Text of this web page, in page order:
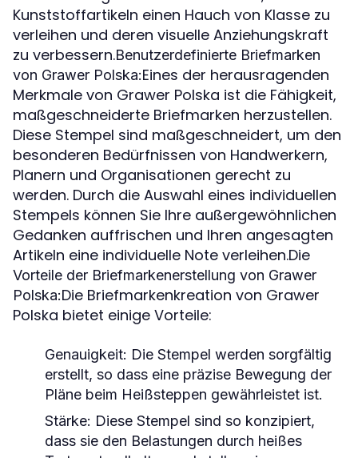
Kunststoffartikeln einen Hauch von Klasse zu
verleihen und deren visuelle Anziehungskraft
zu verbessern.Benutzerdefinierte Briefmarken
von Grawer Polska:Eines der herausragenden
Merkmale von Grawer Polska ist die Fähigkeit,
maßgeschneiderte Briefmarken herzustellen.
Diese Stempel sind maßgeschneidert, um den
besonderen Bedürfnissen von Handwerkern,
Planern und Organisationen gerecht zu
werden. Durch die Auswahl eines individuellen
Stempels können Sie Ihre außergewöhnlichen
Gedanken auffrischen und Ihren angesagten
Artikeln eine individuelle Note verleihen.Die
Vorteile der Briefmarkenerstellung von Grawer
Polska:Die Briefmarkenkreation von Grawer
Polska bietet einige Vorteile:
Genauigkeit: Die Stempel werden sorgfältig
erstellt, so dass eine präzise Bewegung der
Pläne beim Heißsteppen gewährleistet ist.
Stärke: Diese Stempel sind so konzipiert,
dass sie den Belastungen durch heißes